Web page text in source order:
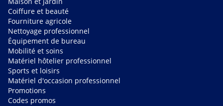
Coiffure et beauté
Fourniture agricole
Nettoyage professionnel
Équipement de bureau
Mobilité et soins
Matériel hôtelier professionnel
Sports et loisirs
Matériel d'occasion professionnel
Promotions
Codes promos